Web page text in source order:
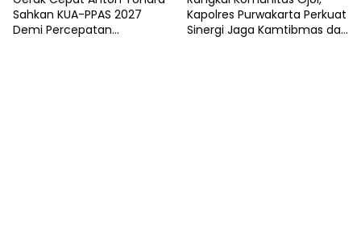
Sahkan KUA-PPAS 2027
Demi Percepatan
Kapolres Purwakarta Perkuat
Sinergi Jaga Kamtibmas dan